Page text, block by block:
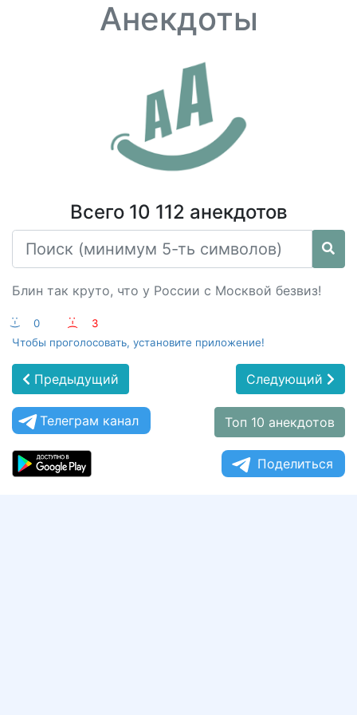
Анекдоты
Всего 10 112 анекдотов
Блин так круто, что у России с Москвой безвиз!
:-) 0 :-(
3
Чтобы проголосовать, установите приложение!
Предыдущий Следующий
Телеграм канал Топ 10 анекдотов
Поделиться